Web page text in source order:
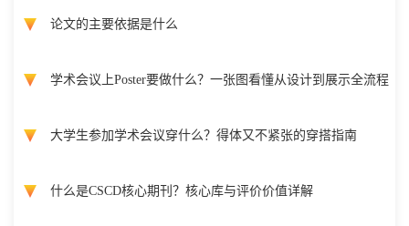
论文的主要依据是什么
学术会议上Poster要做什么？一张图看懂从设计到展示全流程
大学生参加学术会议穿什么？得体又不紧张的穿搭指南
什么是CSCD核心期刊？核心库与评价价值详解